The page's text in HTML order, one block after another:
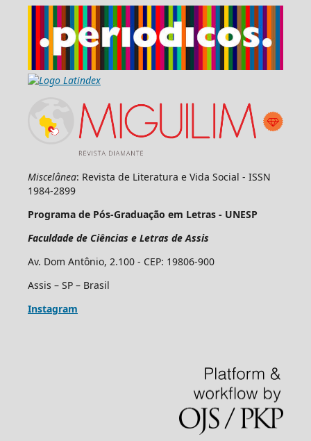
Miscelânea: Revista de Literatura e Vida Social - ISSN
1984-2899
Programa de Pós-Graduação em Letras - UNESP
Faculdade de Ciências e Letras de Assis
Av. Dom Antônio, 2.100 - CEP: 19806-900
Assis – SP – Brasil
Instagram